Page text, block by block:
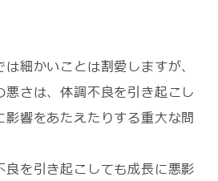
細かいことは割愛しますが、
さは、体調不良を引き起こし
響をあたえたりする重大な問
を引き起こしても成長に悪影